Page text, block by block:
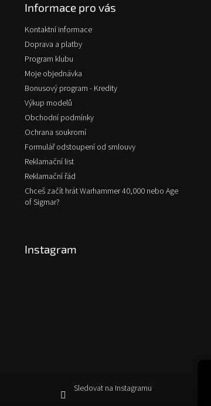
Informace pro vás
Kontaktní informace
Doprava a platby
Program klubu
Moje objednávka
Bonusový program - Kredity
Výkup modelů
Obchodní podmínky
Ochrana soukromí
Formulář odstoupení od smlouvy
Reklamační list
Reklamační řád
Chceš začít hrát Warhammer 40,000 nebo Age
of Sigmar?
Instagram
Sledovat na Instagramu